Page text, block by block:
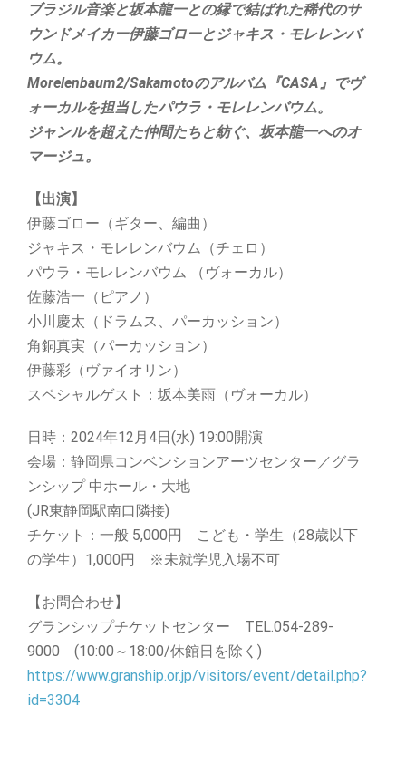
ブラジル音楽と坂本龍一との縁で結ばれた稀代のサ
ウンドメイカー伊藤ゴローとジャキス・モレレンバ
ウム。
Morelenbaum2/Sakamotoのアルバム『CASA』でヴ
ォーカルを担当したパウラ・モレレンバウム。
ジャンルを超えた仲間たちと紡ぐ、坂本龍一へのオ
マージュ。
【出演】
伊藤ゴロー（ギター、編曲）
ジャキス・モレレンバウム（チェロ）
パウラ・モレレンバウム （ヴォーカル）
佐藤浩一（ピアノ）
小川慶太（ドラムス、パーカッション）
角銅真実（パーカッション）
伊藤彩（ヴァイオリン）
スペシャルゲスト：坂本美雨（ヴォーカル）
日時：2024年12月4日(水) 19:00開演
会場：静岡県コンベンションアーツセンター／グラ
ンシップ 中ホール・大地
(JR東静岡駅南口隣接)
チケット：一般 5,000円 こども・学生（28歳以下
の学生）1,000円 ※未就学児入場不可
【お問合わせ】
グランシップチケットセンター TEL.054-289-
9000 (10:00～18:00/休館日を除く)
https://www.granship.or.jp/visitors/event/detail.php?
id=3304